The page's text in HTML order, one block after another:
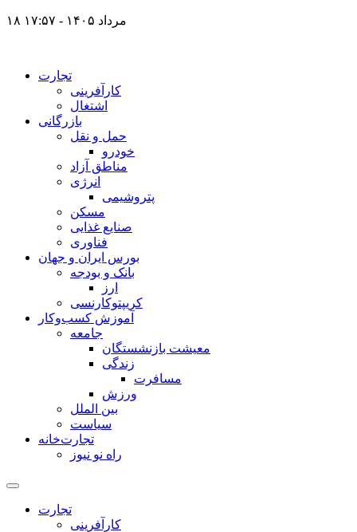
۱۸ مرداد ۱۴۰۵ - ۱۷:۵۷
تجارت
کارآفرینی
اشتغال
بازرگانی
حمل و نقل
خودرو
مناطق آزاد
انرژی
پتروشیمی
مسکن
صنایع غذایی
فناوری
بورس ایران و جهان
بانک و بودجه
ارز
کریپتوکارنسی
آموزش کسب‌وکار
جامعه
معیشت بازنشستگان
زندگی
مسافرت
ورزش
بین الملل
سیاست
تجارت‌خانه
راه نو نیوز
تجارت
کارآفرینی